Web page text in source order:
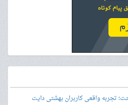
تجربه واقعی کاربران بهشتی دایت